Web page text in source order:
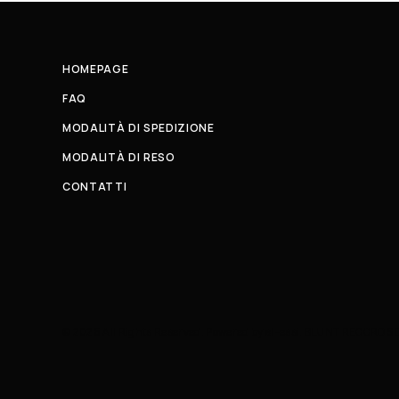
HOMEPAGE
FAQ
MODALITÀ DI SPEDIZIONE
MODALITÀ DI RESO
CONTATTI